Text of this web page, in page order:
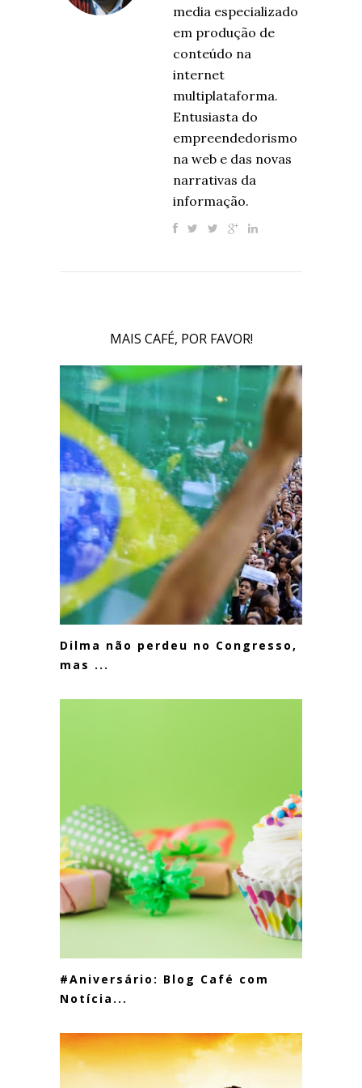
media especializado
em produção de
conteúdo na
internet
multiplataforma.
Entusiasta do
empreendedorismo
na web e das novas
narrativas da
informação.
MAIS CAFÉ, POR FAVOR!
Dilma não perdeu no Congresso,
mas ...
#Aniversário: Blog Café com
Notícia...